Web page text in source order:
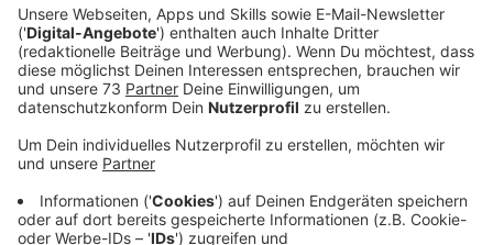
Veröffentlicht:Mittwoch, 10.06.2026 13:31
Anzeige
Nachbar reagierte umsichtig